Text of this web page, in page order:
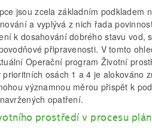
jsou zcela základním podkladem
a vyplývá z nich řada
k dosahování dobrého stavu vod,
připravenosti. V tomto
Operační program Životní
osách 1 a 4 je alokováno
významnou měrou přispět k
opatření.
prostředí v procesu